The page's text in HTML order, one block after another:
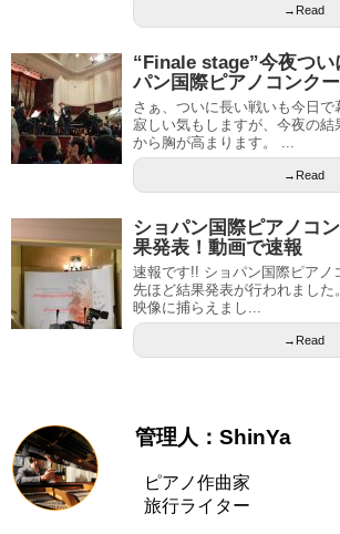
→Read
“Finale stage”今夜つい
パン国際ピアノコンク
さぁ、ついに長い戦いも今日で
寂しい気もしますが、今夜の
から胸が高まります。 ...
→Read
ショパン国際ピアノコ
果発表！動画で速報
速報です!! ショパン国際ピアノ
先ほど結果発表が行われました
映像に捕らえまし...
→Read
管理人：ShinYa
ピアノ作曲家
旅行ライター